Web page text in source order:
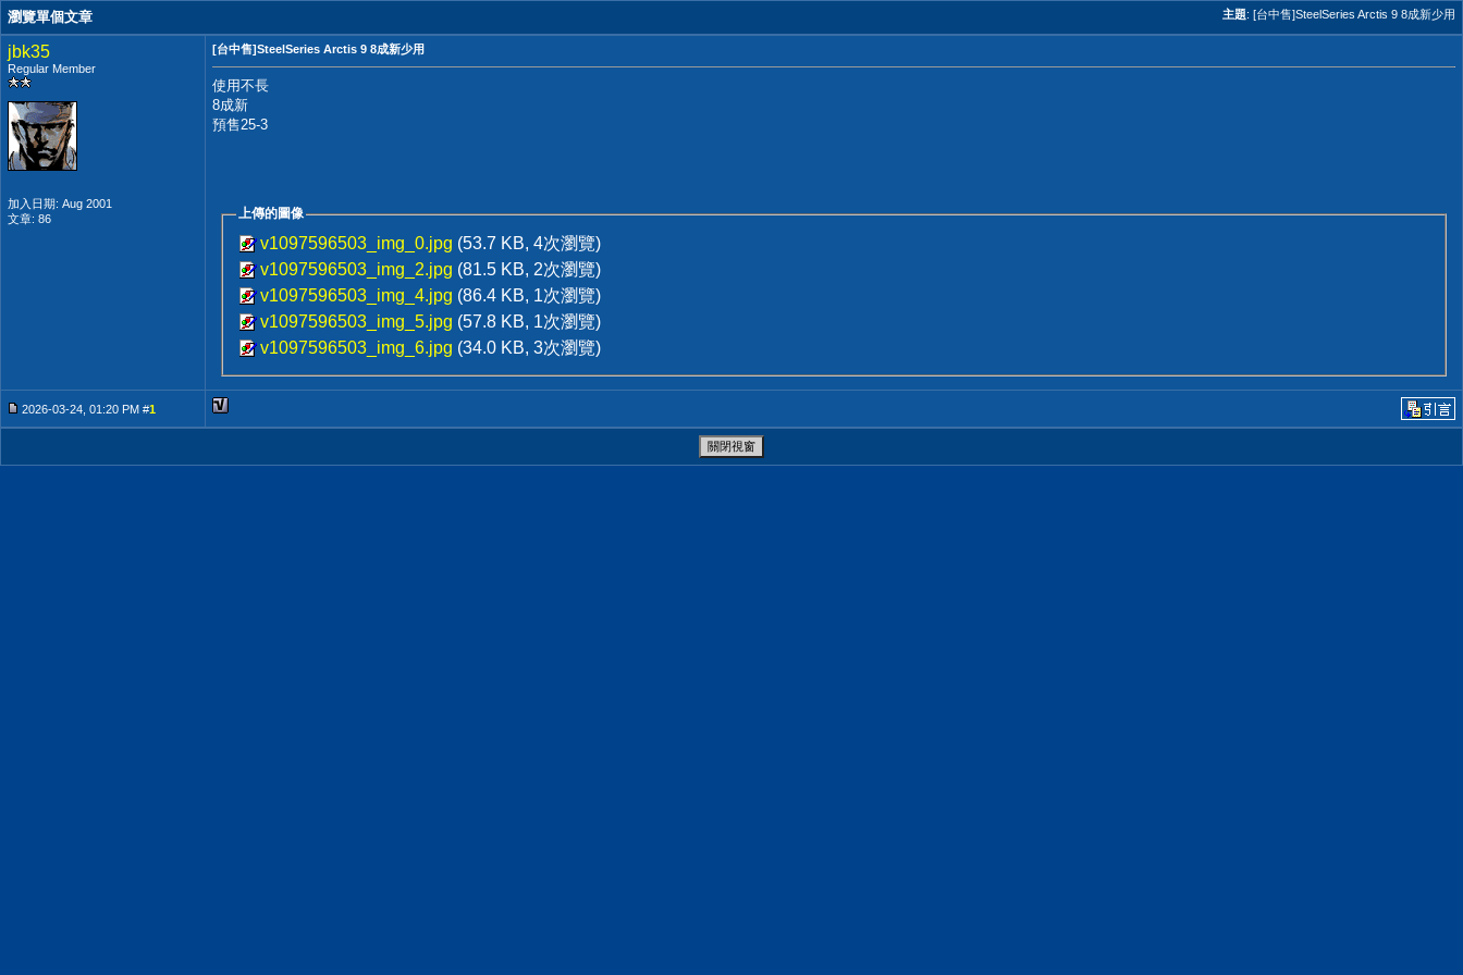
主題: [台中售]SteelSeries Arctis 9 8成新少用
瀏覽單個文章
jbk35
Regular Member
加入日期: Aug 2001
文章: 86
[台中售]SteelSeries Arctis 9 8成新少用
使用不長
8成新
預售25-3
上傳的圖像
v1097596503_img_0.jpg (53.7 KB, 4次瀏覽)
v1097596503_img_2.jpg (81.5 KB, 2次瀏覽)
v1097596503_img_4.jpg (86.4 KB, 1次瀏覽)
v1097596503_img_5.jpg (57.8 KB, 1次瀏覽)
v1097596503_img_6.jpg (34.0 KB, 3次瀏覽)
2026-03-24, 01:20 PM #1